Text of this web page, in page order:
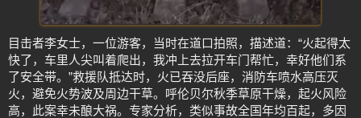
目击者李女士，一位游客，当时在道口拍照，描述道：“火起得太
快了，车里人尖叫着爬出，我冲上去拉开车门帮忙，幸好他们系
了安全带。”救援队抵达时，火已吞没后座，消防车喷水高压灭
火，避免火势波及周边干草。呼伦贝尔秋季草原干燥，起火风险
高，此案幸未酿大祸。专家分析，类似事故全国年均百起，多因